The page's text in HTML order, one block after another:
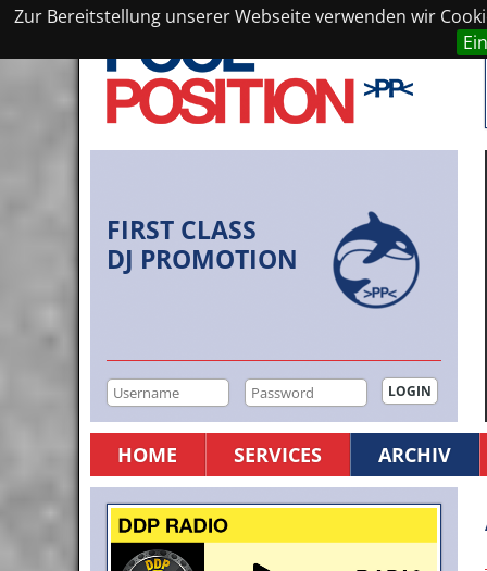
Zur Bereitstellung unserer Webseite verwenden wir
FIRST CLASS
DJ PROMOTION
HOME SERVICES ARCHIV